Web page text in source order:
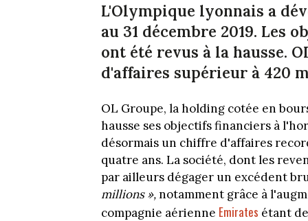
L'Olympique lyonnais a
au 31 décembre 2019. Les
ont été revus à la hausse.
d'affaires supérieur à 420
OL Groupe, la holding cotée en
hausse ses objectifs financiers à
désormais un chiffre d'affaires
quatre ans. La société, dont les
par ailleurs dégager un excédent
millions »,notamment grâce à
compagnie aérienne Emirates étant